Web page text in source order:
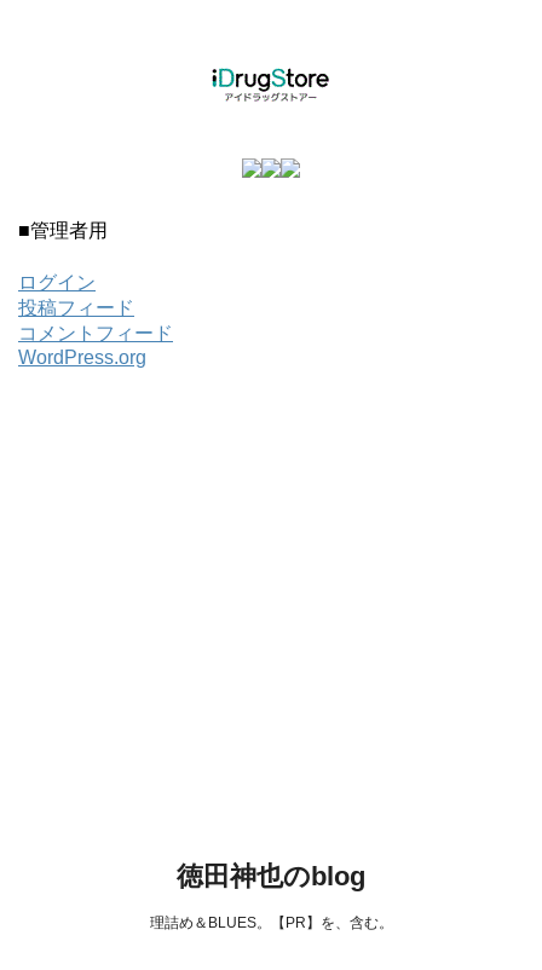
■管理者用
ログイン
投稿フィード
コメントフィード
WordPress.org
徳田神也のblog
理詰め＆BLUES。【PR】を、含む。